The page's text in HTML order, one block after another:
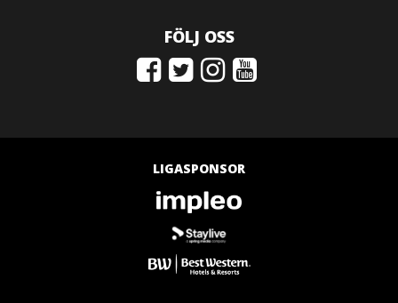
FÖLJ OSS
LIGASPONSOR